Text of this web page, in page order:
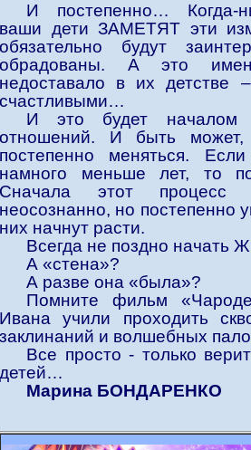
И постепенно… Когда-
ваши дети ЗАМЕТЯТ эти
обязательно будут
обрадованы. А это
недоставало в их детстве
счастливыми…
И это будет началом
отношений. И быть может,
постепенно меняться.
намного меньше лет, то
Сначала этот
неосознанно, но постепенно
них начнут расти.
Всегда не поздно начать
А «стена»?
А разве она «была»?
Помните фильм
Ивана учили проходить
заклинаний и волшебных
Все просто - только
детей…
Марина БОНДАРЕНКО